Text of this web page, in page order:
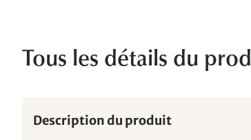
Tous les détails du
Description du produit